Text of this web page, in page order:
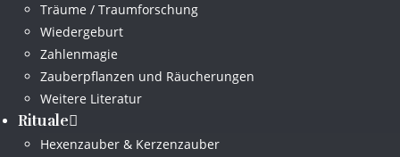
Träume / Traumforschung
Wiedergeburt
Zahlenmagie
Zauberpflanzen und Räucherungen
Weitere Literatur
Rituale
Hexenzauber & Kerzenzauber